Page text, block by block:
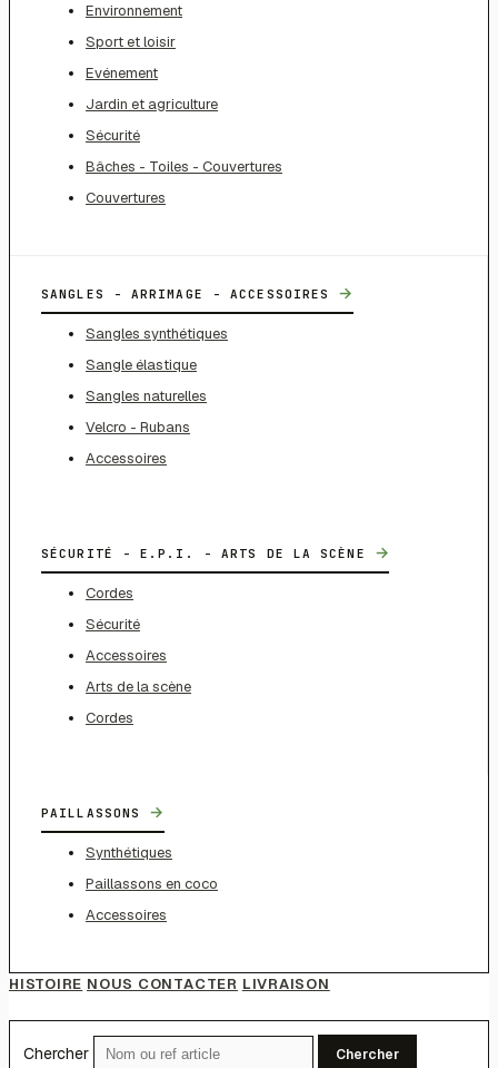
Environnement
Sport et loisir
Evénement
Jardin et agriculture
Sécurité
Bâches - Toiles - Couvertures
Couvertures
SANGLES - ARRIMAGE - ACCESSOIRES →
Sangles synthétiques
Sangle élastique
Sangles naturelles
Velcro - Rubans
Accessoires
SÉCURITÉ - E.P.I. - ARTS DE LA SCÈNE →
Cordes
Sécurité
Accessoires
Arts de la scène
Cordes
PAILLASSONS →
Synthétiques
Paillassons en coco
Accessoires
HISTOIRE NOUS CONTACTER LIVRAISON
Chercher Chercher